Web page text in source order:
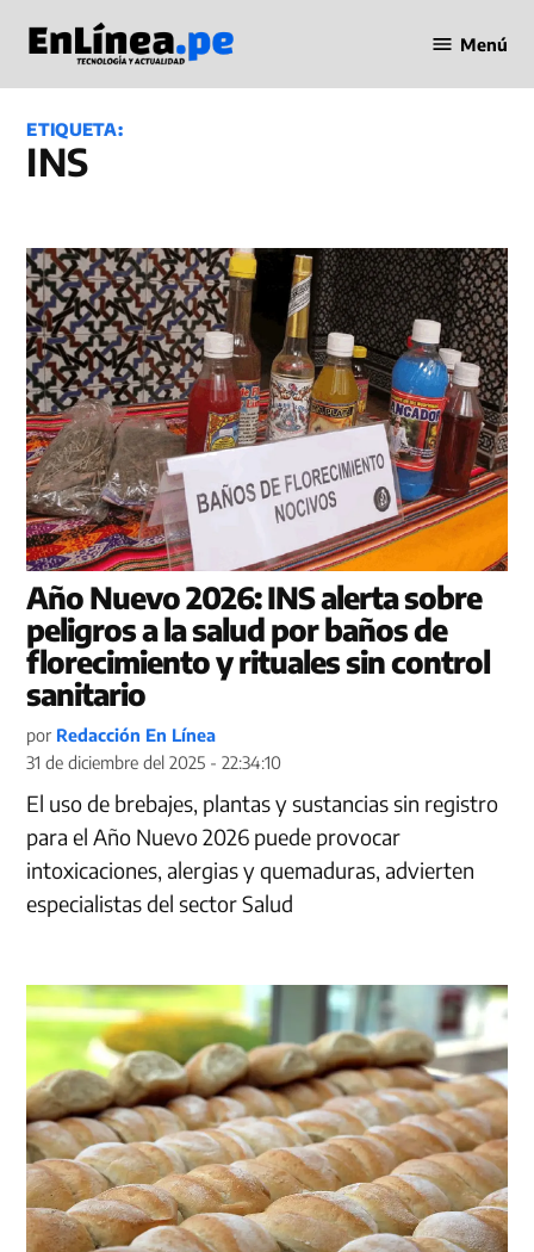
contenido
en Línea
Menú
ETIQUETA:
INS
Año Nuevo 2026: INS alerta sobre
peligros a la salud por baños de
florecimiento y rituales sin control
sanitario
por Redacción En Línea
31 de diciembre del 2025 - 22:34:10
El uso de brebajes, plantas y sustancias sin registro
para el Año Nuevo 2026 puede provocar
intoxicaciones, alergias y quemaduras, advierten
especialistas del sector Salud